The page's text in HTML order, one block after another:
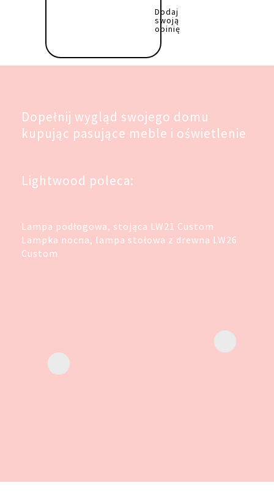
Dodaj
swoją
opinię
Dopełnij wygląd swojego domu
kupując pasujące meble i oświetlenie
Lightwood poleca:
Lampa podłogowa, stojąca LW21 Custom
Lampka nocna, lampa stołowa z drewna LW26
Custom